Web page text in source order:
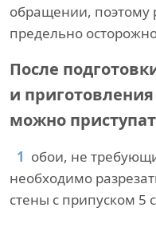
обращении, поэтому
предельно
После
и
можно
обои, не
необходимо
стены с припуском 5